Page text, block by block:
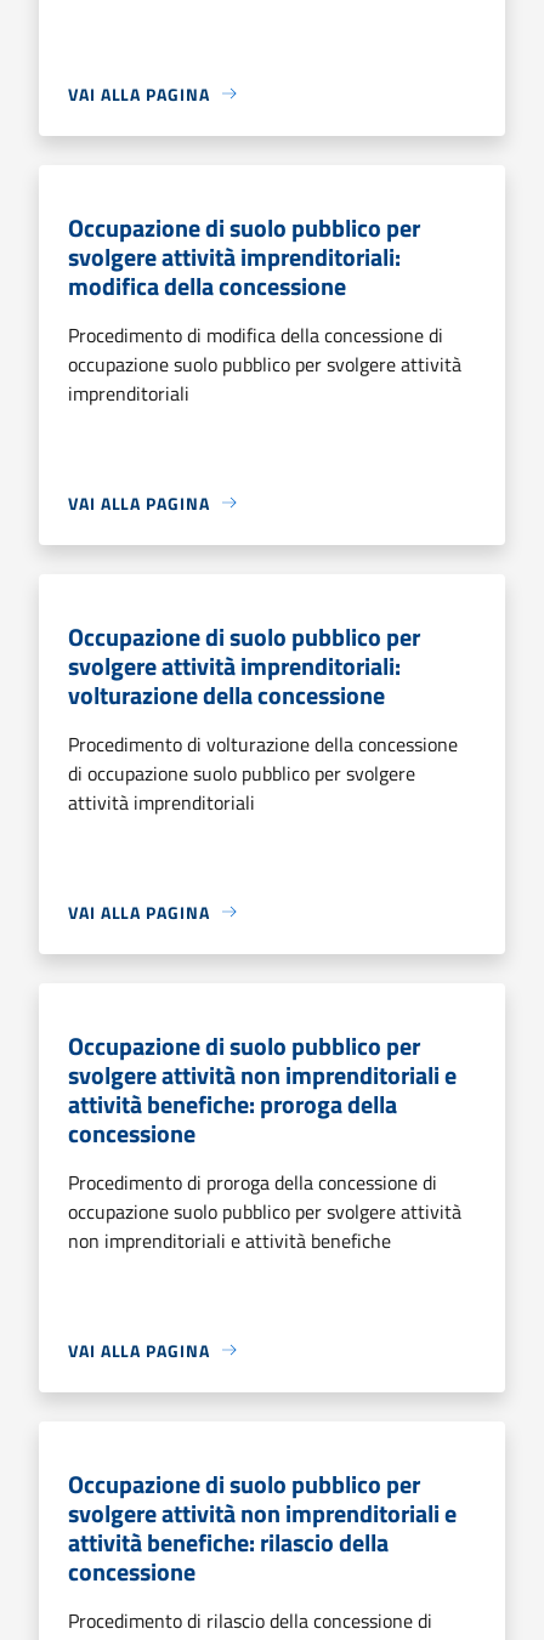
VAI ALLA PAGINA
Occupazione di suolo pubblico per
svolgere attività imprenditoriali:
modifica della concessione
Procedimento di modifica della concessione di
occupazione suolo pubblico per svolgere attività
imprenditoriali
VAI ALLA PAGINA
Occupazione di suolo pubblico per
svolgere attività imprenditoriali:
volturazione della concessione
Procedimento di volturazione della concessione
di occupazione suolo pubblico per svolgere
attività imprenditoriali
VAI ALLA PAGINA
Occupazione di suolo pubblico per
svolgere attività non imprenditoriali e
attività benefiche: proroga della
concessione
Procedimento di proroga della concessione di
occupazione suolo pubblico per svolgere attività
non imprenditoriali e attività benefiche
VAI ALLA PAGINA
Occupazione di suolo pubblico per
svolgere attività non imprenditoriali e
attività benefiche: rilascio della
concessione
Procedimento di rilascio della concessione di